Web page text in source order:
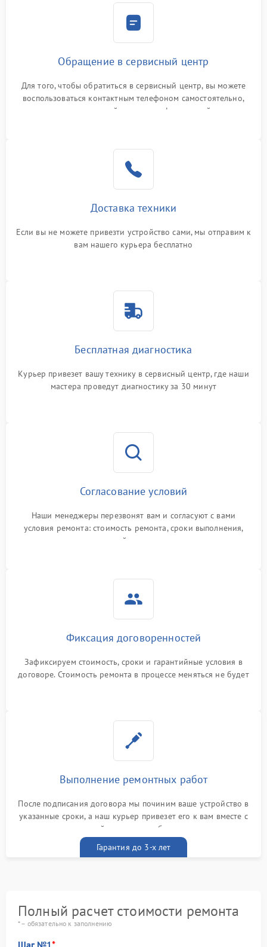
Обращение в сервисный центр
Для того, чтобы обратиться в сервисный центр, вы можете
воспользоваться контактным телефоном самостоятельно,
или оставить свой номер телефона на сайте
Доставка техники
Если вы не можете привезти устройство сами, мы отправим к
вам нашего курьера бесплатно
Бесплатная диагностика
Курьер привезет вашу технику в сервисный центр, где наши
мастера проведут диагностику за 30 минут
Согласование условий
Наши менеджеры перезвонят вам и согласуют с вами
условия ремонта: стоимость ремонта, сроки выполнения,
гарантийные условия
Фиксация договоренностей
Зафиксируем стоимость, сроки и гарантийные условия в
договоре. Стоимость ремонта в процессе меняться не будет
Выполнение ремонтных работ
После подписания договора мы починим ваше устройство в
указанные сроки, а наш курьер привезет его к вам вместе с
гарантийным талоном бесплатно
Гарантия до 3-х лет
Полный расчет стоимости ремонта
* – обязательно к заполнению
Шаг №1